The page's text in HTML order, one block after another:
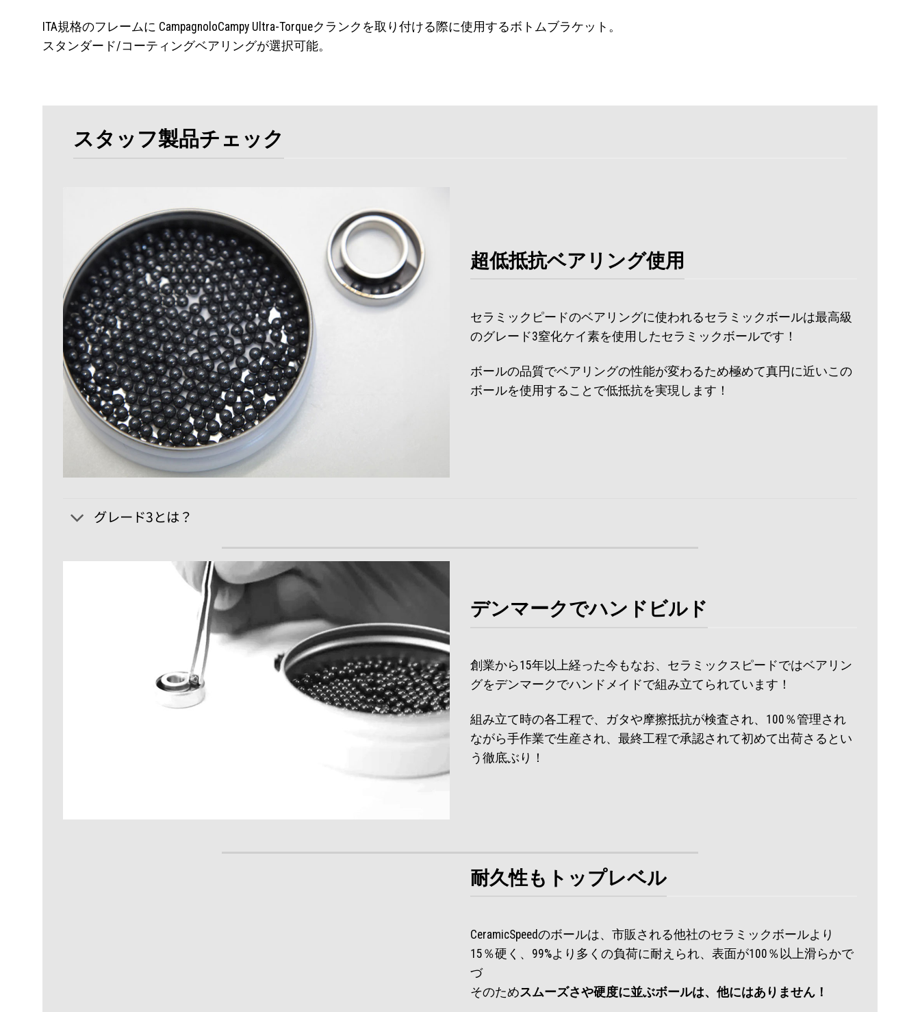
ITA規格のフレームに CampagnoloCampy Ultra-Torqueクランクを取り付ける際に使用するボトムブラケット。
スタンダード/コーティングベアリングが選択可能。
スタッフ製品チェック
超低抵抗ベアリング使用
セラミックピードのベアリングに使われるセラミックボールは最高級
のグレード3窒化ケイ素を使用したセラミックボールです！
ボールの品質でベアリングの性能が変わるため極めて真円に近いこの
ボールを使用することで低抵抗を実現します！
グレード3とは？
デンマークでハンドビルド
創業から15年以上経った今もなお、セラミックスピードではベアリン
グをデンマークでハンドメイドで組み立てられています！
組み立て時の各工程で、ガタや摩擦抵抗が検査され、100％管理され
ながら手作業で生産され、最終工程で承認されて初めて出荷さるとい
う徹底ぶり！
耐久性もトップレベル
CeramicSpeedのボールは、市販される他社のセラミックボールより
15％硬く、99%より多くの負荷に耐えられ、表面が100％以上滑らかで
づ
そのためスムーズさや硬度に並ぶボールは、他にはありません！